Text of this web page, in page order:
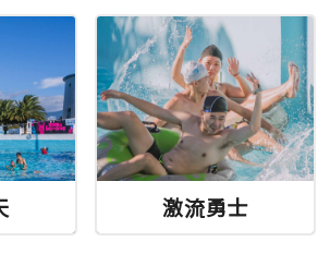
激流勇士